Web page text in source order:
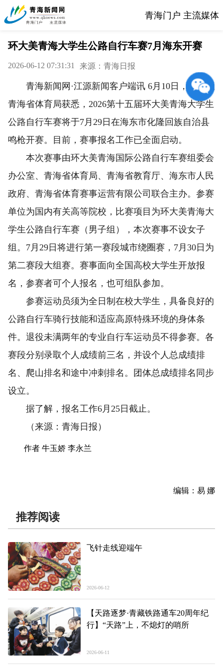
青海门户 主流媒体
环大美青海大学生公路自行车赛7月海东开赛
2026-06-12 07:31:31 来源：青海日报
青海新闻网·江源新闻客户端讯 6月10日，记者从
青海省体育局获悉，2026第十五届环大美青海大学生
公路自行车赛将于7月29日在海东市化隆回族自治县
鸣枪开赛。目前，赛事报名工作已全面启动。
本次赛事由环大美青海国际公路自行车赛组委会
办公室、青海省体育局、青海省教育厅、海东市人民
政府、青海省体育赛事运营有限公司联合主办。参赛
单位为国内有关高等院校，比赛项目为环大美青海大
学生公路自行车赛（男子组），本次赛事不设女子
组。7月29日将进行第一赛段城市绕圈赛，7月30日为
第二赛段大组赛。赛事面向全国高校大学生开放报
名，参赛者可个人报名，也可组队参加。
参赛运动员须为全日制在校大学生，具备良好的
公路自行车骑行技能和适应高原特殊环境的身体条
件。退役未满两年的专业自行车运动员不得参赛。各
赛段分别录取个人成绩前三名，并设个人总成绩排
名、爬山排名和途中冲刺排名。团体总成绩排名同步
设立。
据了解，报名工作6月25日截止。
（来源：青海日报）
作者 牛玉娇 李永兰
编辑：易 娜
推荐阅读
飞针走线迎端午
2026-06-12
【天路逐梦·青藏铁路通车20周年纪
行】“天路”上，不熄灯的哨所
2026-06-11